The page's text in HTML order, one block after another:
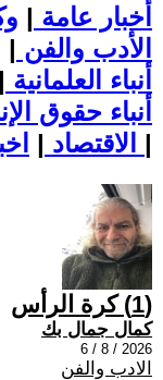
أخبار عامة |
الأدب والفن |
أنباء العلمانية |
أنباء حقوق
الاقتصاد | |
(1) كرة الرأس
كمال جمال بك
2026 / 8 / 6
الادب والفن